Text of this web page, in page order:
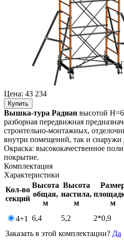
Цена: 43 234
Купить
Вышка-тура Радиан высотой
разборная передвижная
строительно-монтажных,
внутри помещений, так и
Окраска: высококачественное
покрытие.
Комплектация
Характеристики
Кол-во
секций
Высота
общая,
м
Высота
настила,
м
м
4+1 6,4 5,2 2*0,9
Заказать в этой комплектации? Да